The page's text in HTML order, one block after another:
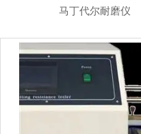
马丁代尔耐磨仪